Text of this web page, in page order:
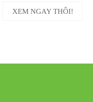
XEM NGAY THÔI!